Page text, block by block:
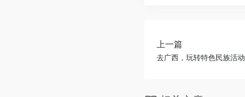
上一篇
去广西，玩转特色民族活动